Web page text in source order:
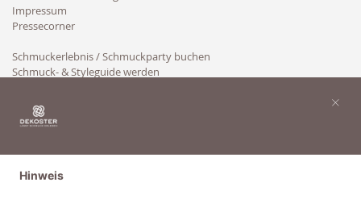
Impressum
Pressecorner
Schmuckerlebnis / Schmuckparty buchen
Schmuck- & Styleguide werden
Hinweis
×